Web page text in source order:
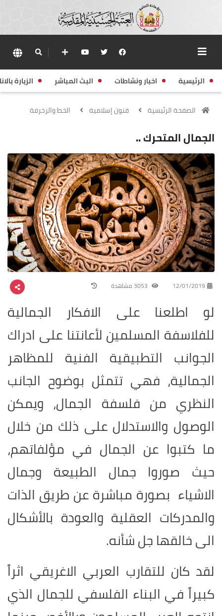
الرئيسية اخبار ونشاطات البث المباشر الزيارة
الصفحة الرئيسية فنون إسلامية الخط والزخرفة
الجمال المتحرك ..
12/01/2019
لو اطلعنا على الافكار الجمالية
للفلاسفة المسلمين لأعانتنا على ادراك
الجوانب التطبيقية الفنية للمظاهر
الجمالية، فهي تتمثل بوضوح الجانب
النظري من فلسفة الجمال، ويمكن
الوصول والاستدلال على ذلك من خلال
ما كتبوا عن الجمال في مؤلفاتهم،
حيث صوروا جمال الطبيعة وجمال
الاشياء بصورة مباشرة عن طريق الذات
والمدركات العقلية والعودة بالأشكال
الى خالقها جل شأنه.
لقد كان للتقارب العربي الاغريقي اثراً
كبيراً في البناء الفلسفي للجمال الذي